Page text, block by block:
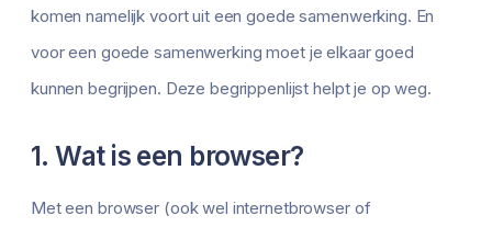
komen namelijk voort uit een goede samenwerking. En
voor een goede samenwerking moet je elkaar goed
kunnen begrijpen. Deze begrippenlijst helpt je op weg.
1. Wat is een browser?
Met een browser (ook wel internetbrowser of